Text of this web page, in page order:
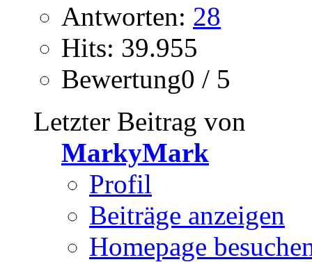
Antworten: 28
Hits: 39.955
Bewertung0 / 5
Letzter Beitrag von
MarkyMark
Profil
Beiträge anzeigen
Homepage